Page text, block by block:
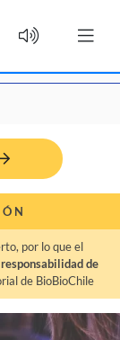
por lo que el
de
de BioBioChile